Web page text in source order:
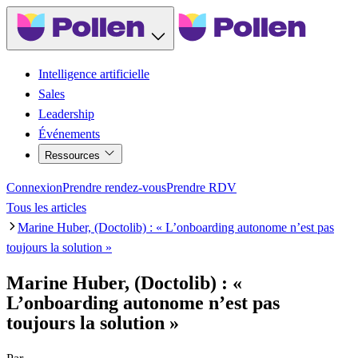
Intelligence artificielle
Sales
Leadership
Événements
Ressources
ConnexionPrendre rendez-vousPrendre RDV
Tous les articles
Marine Huber, (Doctolib) : « L’onboarding autonome n’est pas
toujours la solution »
Marine Huber, (Doctolib) : «
L’onboarding autonome n’est pas
toujours la solution »